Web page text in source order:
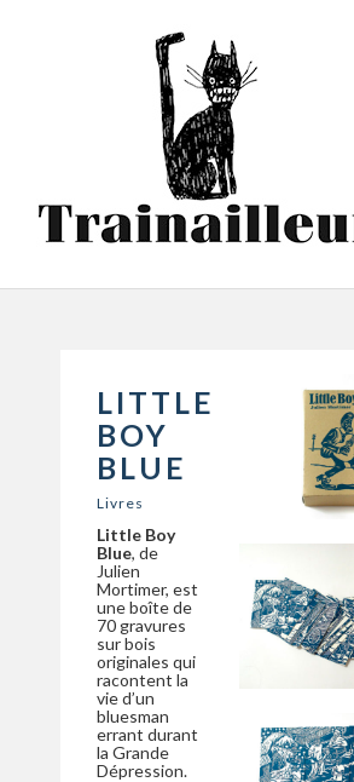
LITTLE
BOY
BLUE
Livres
Little Boy
Blue, de
Julien
Mortimer, est
une boîte de
70 gravures
sur bois
originales qui
racontent la
vie d’un
bluesman
errant durant
la Grande
Dépression.